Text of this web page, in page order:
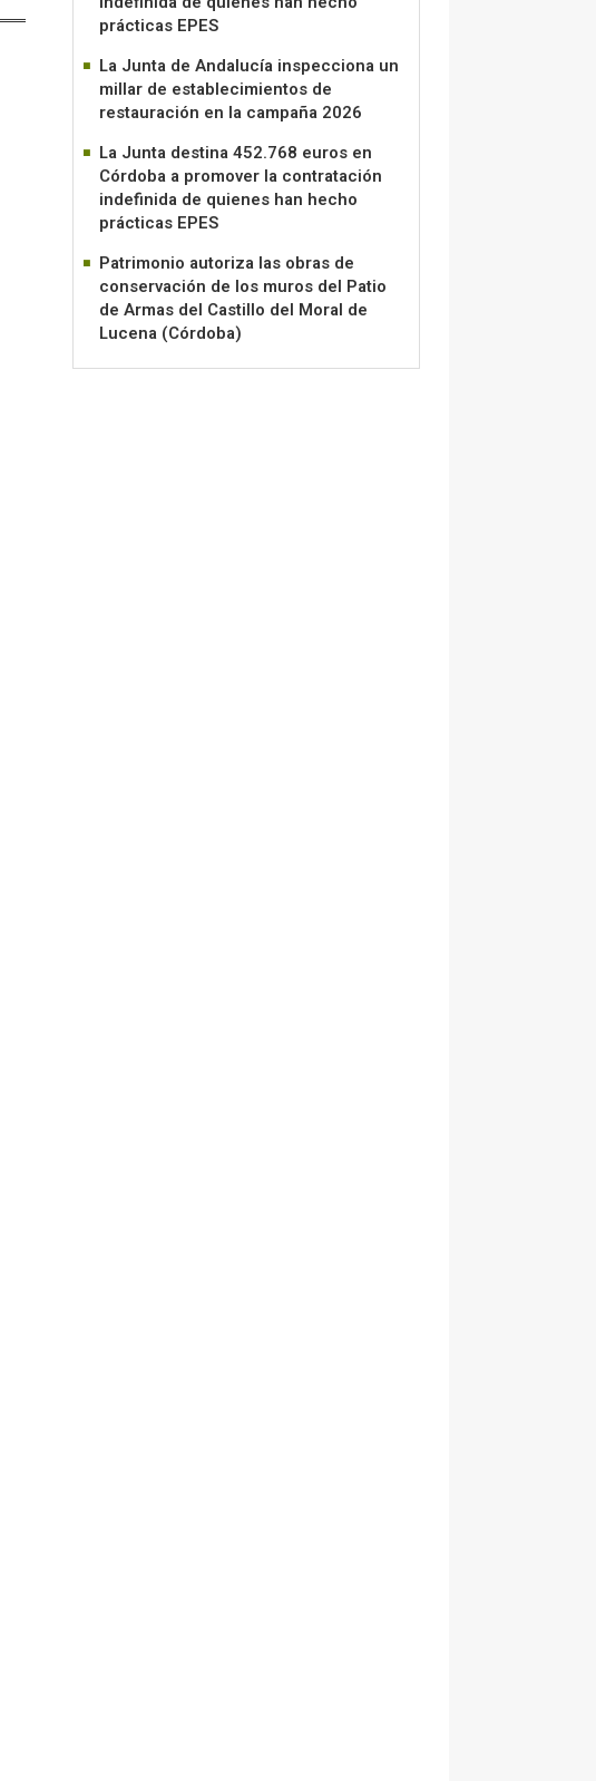
prácticas EPES
La Junta de Andalucía inspecciona un
millar de establecimientos de
restauración en la campaña 2026
La Junta destina 452.768 euros en
Córdoba a promover la contratación
indefinida de quienes han hecho
prácticas EPES
Patrimonio autoriza las obras de
conservación de los muros del Patio
de Armas del Castillo del Moral de
Lucena (Córdoba)